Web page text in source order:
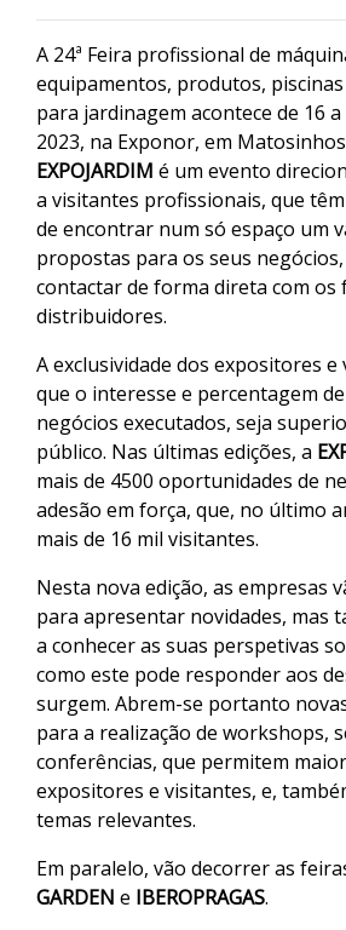
A 24ª Feira profissional de
equipamentos, produtos,
para jardinagem acontece de 16 a
2023, na Exponor, em
EXPOJARDIM é um evento
a visitantes profissionais, que
de encontrar num só espaço um
propostas para os seus
contactar de forma direta com os
distribuidores.
A exclusividade dos expositores e
que o interesse e percentagem de
negócios executados, seja
público. Nas últimas edições, a
mais de 4500 oportunidades de
adesão em força, que, no último
mais de 16 mil visitantes.
Nesta nova edição, as empresas
para apresentar novidades, mas
a conhecer as suas perspetivas
como este pode responder aos
surgem. Abrem-se portanto
para a realização de workshops,
conferências, que permitem
expositores e visitantes, e,
temas relevantes.
Em paralelo, vão decorrer as
GARDEN e IBEROPRAGAS.